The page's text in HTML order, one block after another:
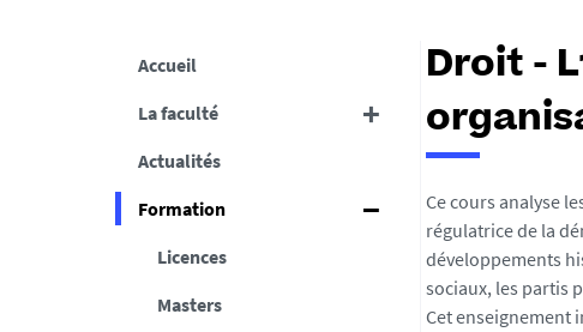
Accueil
La faculté
Actualités
Formation
Licences
Masters
Droit -
Ce cours analyse
régulatrice de la
développements
sociaux, les partis
Cet enseignement